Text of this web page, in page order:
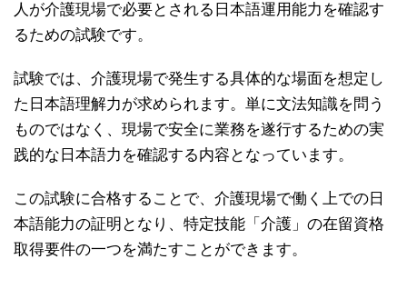
人が介護現場で必要とされる日本語運用能力を確認す
るための試験です。
試験では、介護現場で発生する具体的な場面を想定し
た日本語理解力が求められます。単に文法知識を問う
ものではなく、現場で安全に業務を遂行するための実
践的な日本語力を確認する内容となっています。
この試験に合格することで、介護現場で働く上での日
本語能力の証明となり、特定技能「介護」の在留資格
取得要件の一つを満たすことができます。